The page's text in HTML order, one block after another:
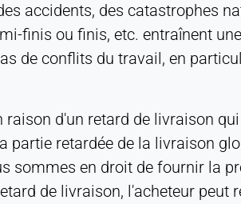
accidents, des catastrophes
finis ou finis, etc. entraînent
de conflits du travail, en
raison d'un retard de livraison
partie retardée de la livraison
sommes en droit de fournir la
de livraison, l'acheteur